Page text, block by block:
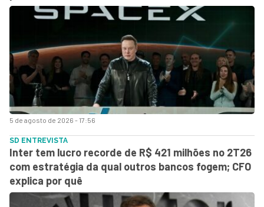
5 de agosto de 2026 - 17:56
SD ENTREVISTA
Inter tem lucro recorde de R$ 421 milhões no 2T26
com estratégia da qual outros bancos fogem; CFO
explica por quê